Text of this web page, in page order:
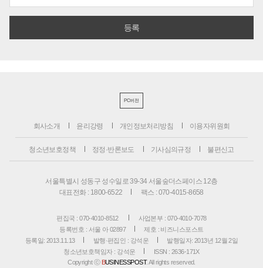
PC버전
회사소개 윤리강령 개인정보처리방침 이용자위원회
청소년보호정책 정정·반론보도 기사심의규정 불편신고
서울특별시 성동구 성수일로 39-34 서울숲더스페이스 12층
대표전화 : 1800-6522
팩스 : 070-4015-8658
편집국 : 070-4010-8512
사업본부 : 070-4010-7078
등록번호 : 서울 아 02897
제호 : 비즈니스포스트
등록일: 2013.11.13
발행·편집인 : 강석운
발행일자: 2013년 12월 2일
청소년보호책임자 : 강석운
ISSN : 2636-171X
Copyright ⓒ BUSINESSPOST. All rights reserved.